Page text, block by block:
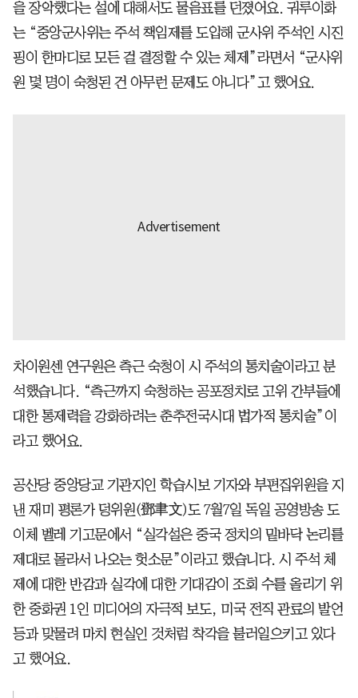
을 장악했다는 설에 대해서도 물음표를 던졌어요. 궈루이화
는 “중앙군사위는 주석 책임제를 도입해 군사위 주석인 시진
핑이 한마디로 모든 걸 결정할 수 있는 체제”라면서 “군사위
원 몇 명이 숙청된 건 아무런 문제도 아니다”고 했어요.
차이원센 연구원은 측근 숙청이 시 주석의 통치술이라고 분
석했습니다. “측근까지 숙청하는 공포정치로 고위 간부들에
대한 통제력을 강화하려는 춘추전국시대 법가적 통치술”이
라고 했어요.
공산당 중앙당교 기관지인 학습시보 기자와 부편집위원을 지
낸 재미 평론가 덩위원(鄧聿文)도 7월7일 독일 공영방송 도
이체 벨레 기고문에서 “실각설은 중국 정치의 밑바닥 논리를
제대로 몰라서 나오는 헛소문”이라고 했습니다. 시 주석 체
제에 대한 반감과 실각에 대한 기대감이 조회 수를 올리기 위
한 중화권 1인 미디어의 자극적 보도, 미국 전직 관료의 발언
등과 맞물려 마치 현실인 것처럼 착각을 불러일으키고 있다
고 했어요.